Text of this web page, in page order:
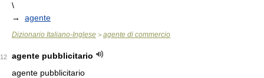
\
→ agente
Dizionario Italiano-Inglese > agente di commercio
12
agente pubblicitario
agente pubblicitario